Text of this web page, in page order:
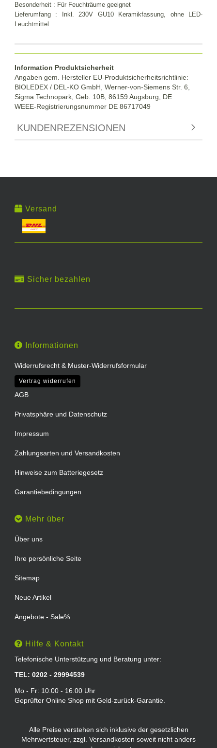
Besonderheit : Für Feuchträume geeignet
Lieferumfang : Inkl. 230V GU10 Keramikfassung, ohne LED-
Leuchtmittel
Information Produktsicherheit
Angaben gem. Hersteller EU-Produktsicherheitsrichtlinie:
BIOLEDEX / DEL-KO GmbH, Werner-von-Siemens Str. 6,
Sigma Technopark, Geb. 10B, 86159 Augsburg, DE
WEEE-Registrierungsnummer DE 86717049
KUNDENREZENSIONEN
Versand
Sicher bezahlen
Informationen
Widerrufsrecht & Muster-Widerrufsformular
Vertrag widerrufen
AGB
Privatsphäre und Datenschutz
Impressum
Zahlungsarten und Versandkosten
Hinweise zum Batteriegesetz
Garantiebedingungen
Mehr über
Über uns
Ihre persönliche Seite
Sitemap
Neue Artikel
Angebote - Sale%
Hilfe & Kontakt
Telefonische Unterstützung und Beratung unter:
TEL: 0202 - 29994539
Mo - Fr: 10:00 - 16:00 Uhr
Geprüfter Online Shop mit Geld-zurück-Garantie.
Alle Preise verstehen sich inklusive der gesetzlichen
Mehrwertsteuer, zzgl. Versandkosten soweit nicht anders